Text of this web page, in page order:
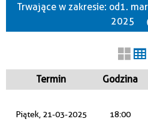
Szukana fraza
Trwające w zakresie: od 1.
2025
Termin Godzina
Piątek, 21-03-2025 18:00